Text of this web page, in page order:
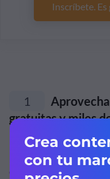
Inscríbete. Es
1
gratuitas y miles
Empezar por el
empezar a diseñar tu